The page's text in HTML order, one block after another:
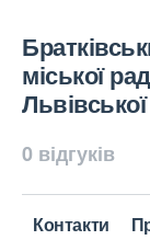
міської
0 відгуків
Контакти